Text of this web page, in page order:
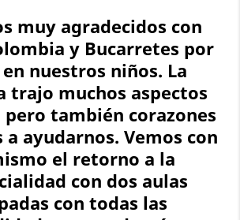
muy agradecidos con
y Bucarretes por
nuestros niños. La
trajo muchos aspectos
también corazones
a ayudarnos. Vemos con
el retorno a la
con dos aulas
con todas las